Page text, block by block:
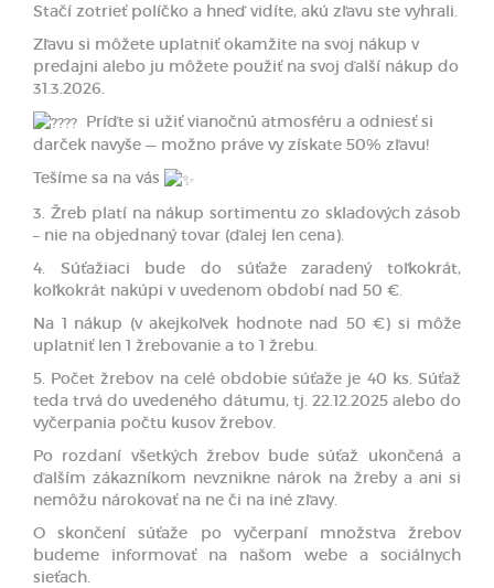
Stačí zotrieť políčko a hneď vidíte, akú zľavu ste vyhrali.
Zľavu si môžete uplatniť okamžite na svoj nákup v
predajni alebo ju môžete použiť na svoj ďalší nákup do
31.3.2026.
Príďte si užiť vianočnú atmosféru a odniesť si
darček navyše — možno práve vy získate 50% zľavu!
Tešíme sa na vás
3. Žreb platí na nákup sortimentu zo skladových zásob
– nie na objednaný tovar (ďalej len cena).
4. Súťažiaci bude do súťaže zaradený toľkokrát,
koľkokrát nakúpi v uvedenom období nad 50 €.
Na 1 nákup (v akejkoľvek hodnote nad 50 €) si môže
uplatniť len 1 žrebovanie a to 1 žrebu.
5. Počet žrebov na celé obdobie súťaže je 40 ks. Súťaž
teda trvá do uvedeného dátumu, tj. 22.12.2025 alebo do
vyčerpania počtu kusov žrebov.
Po rozdaní všetkých žrebov bude súťaž ukončená a
ďalším zákazníkom nevznikne nárok na žreby a ani si
nemôžu nárokovať na ne či na iné zľavy.
O skončení súťaže po vyčerpaní množstva žrebov
budeme informovať na našom webe a sociálnych
sieťach.